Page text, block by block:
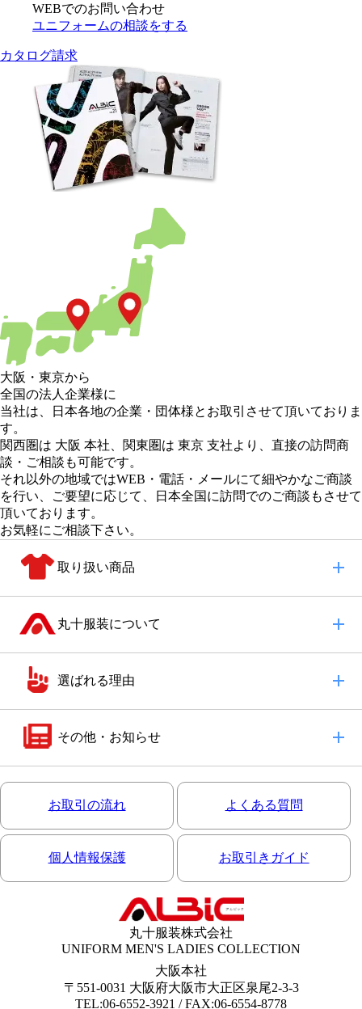
WEBでのお問い合わせ
ユニフォームの相談をする
カタログ請求
大阪 ・ 東京から
全国の法人企業様に
当社は、日本各地の企業・団体様とお取引させて頂いておりま
す。
関西圏は 大阪 本社
関東圏は 東京 支社より、直接の訪問商
談・ご相談も可能です。
それ以外の地域ではWEB・電話・メールにて細やかなご商談
を行い、
ご要望に応じて、日本全国に訪問でのご商談もさせて
頂いております。
お気軽にご相談下さい。
取り扱い商品
丸十服装について
選ばれる理由
その他・お知らせ
お取引の流れ よくある質問
個人情報保護 お取引きガイド
丸十服装株式会社
UNIFORM MEN'S LADIES COLLECTION
大阪本社
〒551-0031 大阪府大阪市大正区泉尾2-3-3
TEL:06-6552-3921 / FAX:06-6554-8778